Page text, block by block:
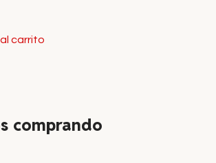
carrito
comprando